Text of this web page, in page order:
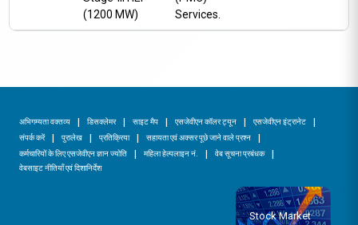
(1200 MW)
Services.
अभिगम्यता वक्तव्य डिसक्लेमर साइट मैप एसजेवीएन कॉलर ट्यून
एसजेवीएन इंट्रानेट
संपर्क करें
पुरालेख प्रतिक्रिया
सहायता एवं अक्सर पूछे जाने वाले प्रश्न
कर्मचारियों के लिए एसजेवीएन ज्ञान ज्योति
महिला हेल्पलाइन नं.
वेब सूचना प्रबंधक
वेबसाइट नीतियाँ एवं दिशानिर्देश
Stock Market